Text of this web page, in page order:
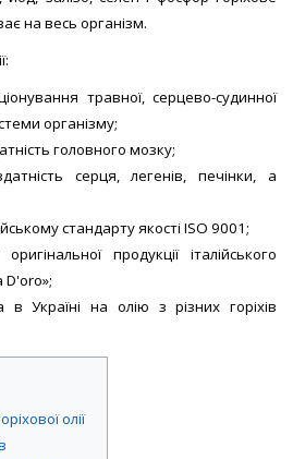
на весь організм.
травної, серцево-судинної
організму;
головного мозку;
серця, легенів, печінки, а
стандарту якості ISO 9001;
продукції італійського
D'oro»;
в Україні на олію з різних горіхів
олії